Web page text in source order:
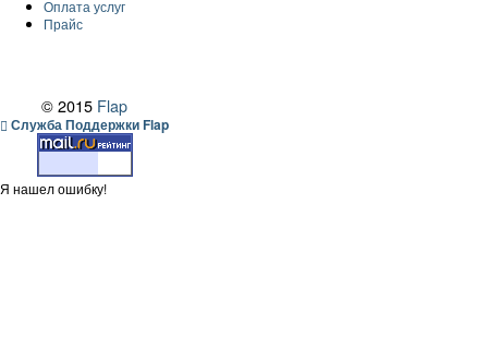
Оплата услуг
Прайс
© 2015 Flap
Служба Поддержки Flap
Я нашел ошибку!